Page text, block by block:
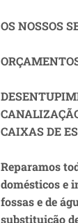
OS NOSSOS
CAIXAS DE
Reparamos
domésticos e
fossas e de
substituição